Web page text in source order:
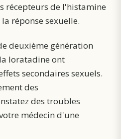
récepteurs de l'histamine
réponse sexuelle.
deuxième génération
loratadine ont
secondaires sexuels.
des
des troubles
médecin d'une